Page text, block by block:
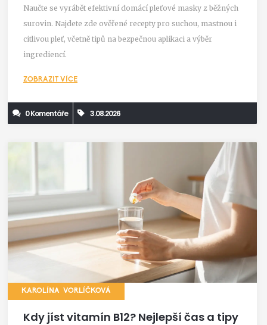
Naučte se vyrábět efektivní domácí pleťové masky z běžných
surovin. Najdete zde ověřené recepty pro suchou, mastnou i
citlivou pleť, včetně tipů na bezpečnou aplikaci a výběr
ingrediencí.
ZOBRAZIT VÍCE
0 Komentáře 3.08.2026
KAROLÍNA VORLÍČKOVÁ
Kdy jíst vitamín B12? Nejlepší čas a tipy